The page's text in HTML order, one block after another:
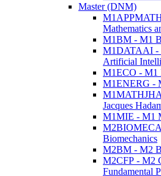
Master (DNM)
Mathematics
M1BM - M1
M1DATAAI -
Artificial
M1ECO - M1
M1ENERG -
Jacques
M1MIE - M1
Biomechanics
M2BM - M2
M2CFP - M2
Fundamental